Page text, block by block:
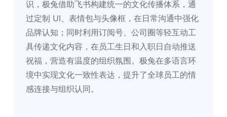
识，极兔借助飞书构建统一的文化传播体系，通
过定制 UI、表情包与头像框，在日常沟通中强化
品牌认知；同时利用订阅号、公司圈等轻互动工
具传递文化内容，在员工生日和入职日自动推送
祝福，营造有温度的组织氛围。极兔在多语言环
境中实现文化一致性表达，提升了全球员工的情
感连接与组织认同。